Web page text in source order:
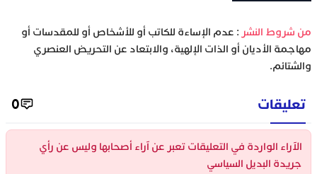
‫من شروط النشر : عدم الإساءة للكاتب أو للأشخاص أو للمقدسات أو
مهاجمة الأديان أو الذات الإلهية، والابتعاد عن التحريض العنصري
والشتائم.
تعليقات 0
الآراء الواردة في التعليقات تعبر عن آراء أصحابها وليس عن رأي
جريدة البديل السياسي